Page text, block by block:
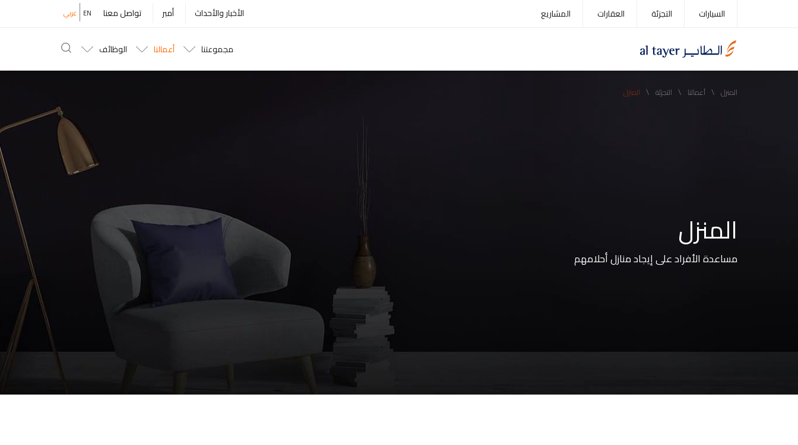
Service
السيارات التجزئة العقارات المشاريع EN عربي
Top
الأخبار والأحداث أمبر تواصل معنا
مجموعتنا أعمالنا الوظائف
المنزل \ أعمالنا \ التجزئة \ المنزل
المنزل
مساعدة الأفراد على إيجاد منازل أحلامهم